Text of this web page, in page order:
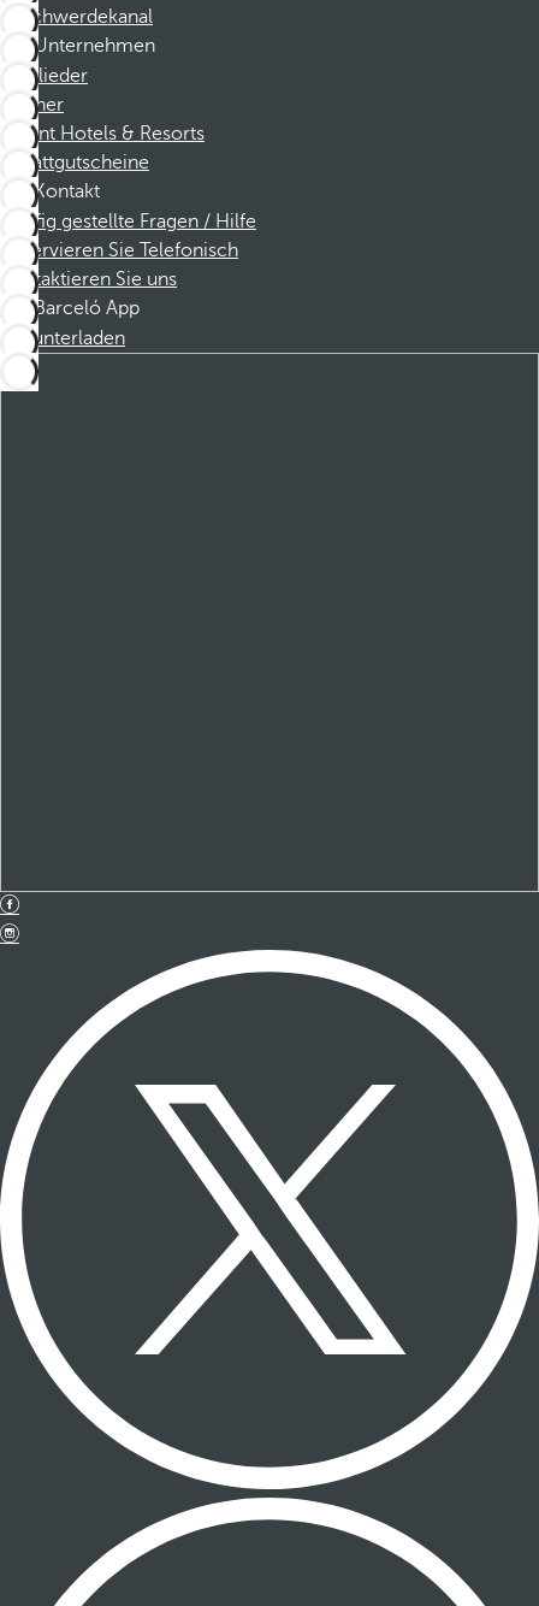
Beschwerdekanal
Unternehmen
Mitglieder
Partner
Dorint Hotels & Resorts
Rabattgutscheine
Kontakt
Häufig gestellte Fragen / Hilfe
Reservieren Sie Telefonisch
Kontaktieren Sie uns
Barceló App
Herunterladen